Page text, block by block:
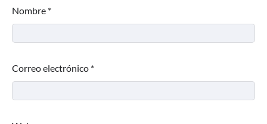
Nombre *
Correo electrónico *